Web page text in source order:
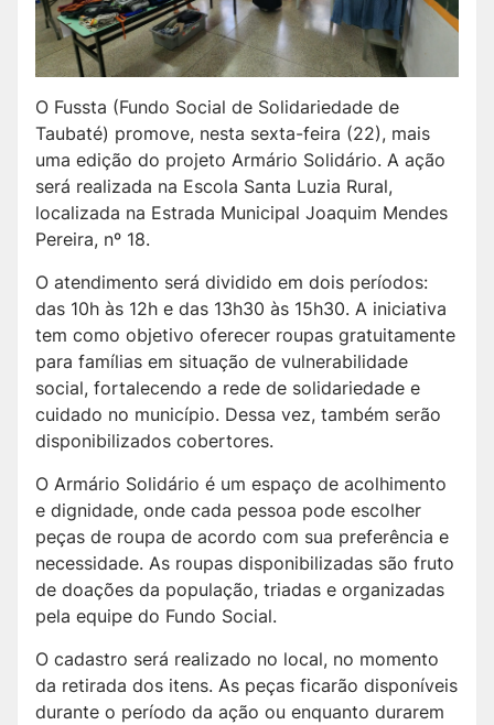
O Fussta (Fundo Social de Solidariedade de
Taubaté) promove, nesta sexta-feira (22), mais
uma edição do projeto Armário Solidário. A ação
será realizada na Escola Santa Luzia Rural,
localizada na Estrada Municipal Joaquim Mendes
Pereira, nº 18.
O atendimento será dividido em dois períodos:
das 10h às 12h e das 13h30 às 15h30. A iniciativa
tem como objetivo oferecer roupas gratuitamente
para famílias em situação de vulnerabilidade
social, fortalecendo a rede de solidariedade e
cuidado no município. Dessa vez, também serão
disponibilizados cobertores.
O Armário Solidário é um espaço de acolhimento
e dignidade, onde cada pessoa pode escolher
peças de roupa de acordo com sua preferência e
necessidade. As roupas disponibilizadas são fruto
de doações da população, triadas e organizadas
pela equipe do Fundo Social.
O cadastro será realizado no local, no momento
da retirada dos itens. As peças ficarão disponíveis
durante o período da ação ou enquanto durarem